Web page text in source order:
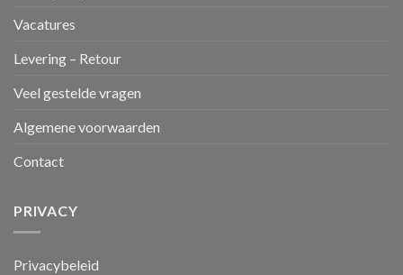
Vacatures
Levering – Retour
Veel gestelde vragen
Algemene voorwaarden
Contact
PRIVACY
Privacybeleid